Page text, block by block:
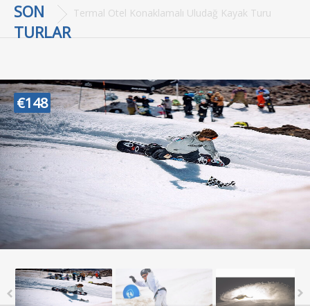
SON
TURLAR
Termal Otel Konaklamalı Uludağ Kayak Turu
€148